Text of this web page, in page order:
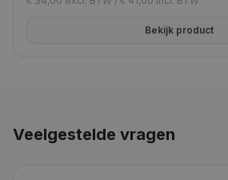
Bekijk product
Veelgestelde vragen